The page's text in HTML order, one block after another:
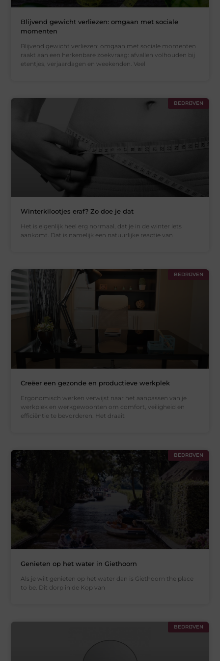
Blijvend gewicht verliezen: omgaan met sociale
momenten
Blijvend gewicht verliezen: omgaan met sociale momenten
raakt aan een herkenbare zoekvraag: afvallen volhouden bij
etentjes, verjaardagen en weekenden. Veel
BEDRIJVEN
Winterkilootjes eraf? Zo doe je dat
Het is eigenlijk heel erg normaal, dat je in de winter iets
aankomt. Dat is namelijk een natuurlijke reactie van
BEDRIJVEN
Creëer een gezonde en productieve werkplek
Ergonomisch werken verwijst naar het aanpassen van je
werkplek en werkgewoonten om comfort, veiligheid en
efficiëntie te bevorderen. Het draait
BEDRIJVEN
Genieten op het water in Giethoorn
Als je wilt genieten op het water dan is Giethoorn the place
to be. Dit dorp in de Kop van
BEDRIJVEN